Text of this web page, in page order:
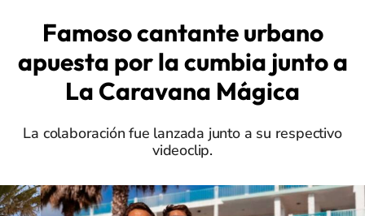
Famoso cantante urbano
apuesta por la cumbia junto a
La Caravana Mágica
La colaboración fue lanzada junto a su respectivo
videoclip.